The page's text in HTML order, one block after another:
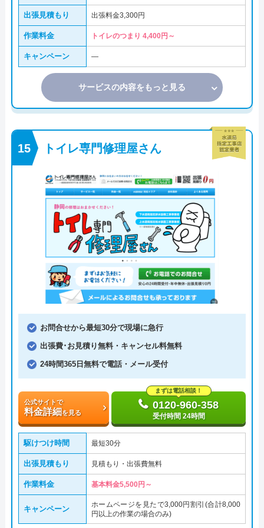
出張見積もり 出張料金3,300円
作業料金 トイレのつまり 4,400円～
キャンペーン ―
サービスの内容をもっと見る
トイレ専門修理屋さん
お問合せから最短30分で現場に急行
出張費･お見積り無料・キャンセル料無料
24時間365日無料で電話・メール受付
公式サイトで
料金詳細を見る
まずは電話相談！
0120-960-358
受付時間 24時間
駆けつけ時間 最短30分
出張見積もり 見積もり・出張費無料
作業料金 基本料金5,500円～
キャンペーン
ホームページを見たで3,000円割引(合計8,000
円以上の作業の場合のみ)